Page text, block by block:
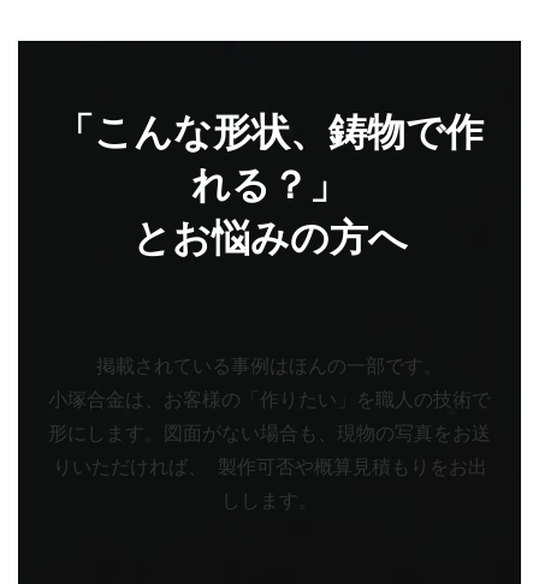
「こんな形状、鋳物で作
れる？」
とお悩みの方へ
掲載されている事例はほんの一部です。
小塚合金は、お客様の「作りたい」を職人の技術で
形にします。
図面がない場合も、現物の写真をお送
りいただければ、 製作可否や概算見積もりをお出
しします。